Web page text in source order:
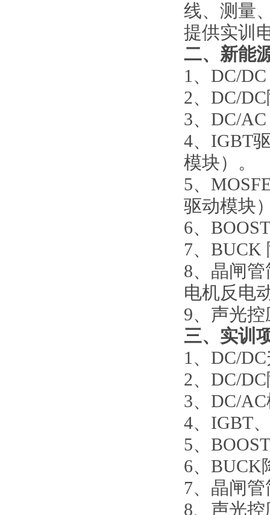
线、测量
提供实训
二、 新能
1、 DC/
2、 DC/
3、 DC/
4、 IGBT
模块）。
5、
驱动模块
6、
7、 BUCK
8、 晶闸
电机反电
9、 声光
三、实训
1、 DC/
2、 DC/
3、 DC/
4、 IGBT
5、
6、 BUCK
7、 晶闸
8、 声光